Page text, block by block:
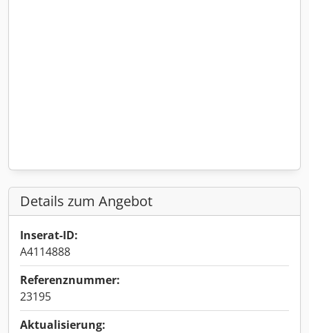
Details zum Angebot
Inserat-ID:
A4114888
Referenznummer:
23195
Aktualisierung: